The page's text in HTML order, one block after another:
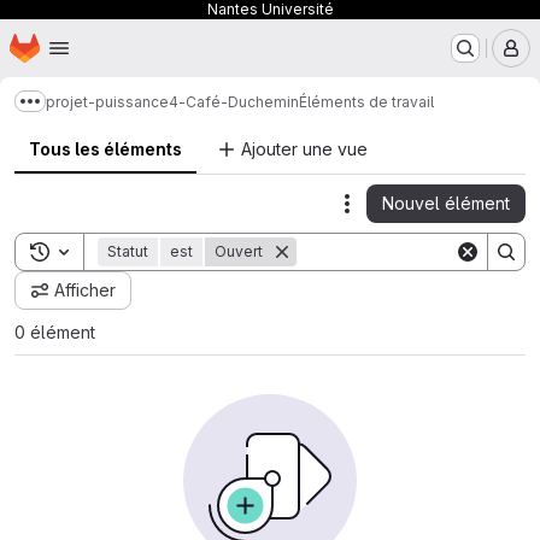
Nantes Université
Passer au contenu principal
Page d'accueil
Afficher davantage de fils d'Ariane
projet-puissance4-Café-DucheminÉléments de travail
Tous les éléments Ajouter une vue
Actions
Nouvel élément
Toggle search history
Statut est Ouvert
Afficher
0 élément